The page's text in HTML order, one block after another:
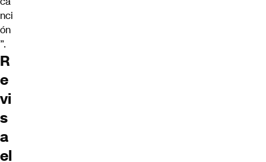
nci
ón
”.
R
e
vi
s
a
el